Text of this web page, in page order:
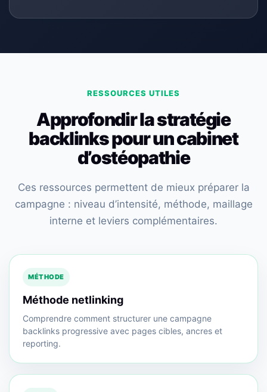
RESSOURCES UTILES
Approfondir la stratégie
backlinks pour un cabinet
d’ostéopathie
Ces ressources permettent de mieux préparer la
campagne : niveau d’intensité, méthode, maillage
interne et leviers complémentaires.
MÉTHODE
Méthode netlinking
Comprendre comment structurer une campagne
backlinks progressive avec pages cibles, ancres et
reporting.